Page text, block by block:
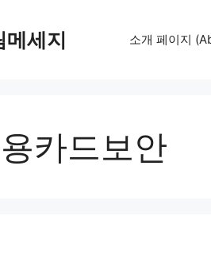
메세지 소개 페이지
카드보안